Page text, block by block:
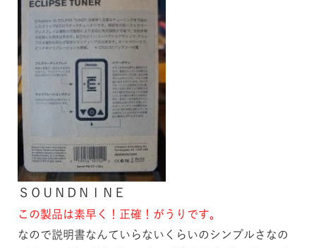
ＳＯＵＮＤＮＩＮＥ
この製品は素早く！正確！がうりです。
なので説明書なんていらないくらいのシンプルさなの